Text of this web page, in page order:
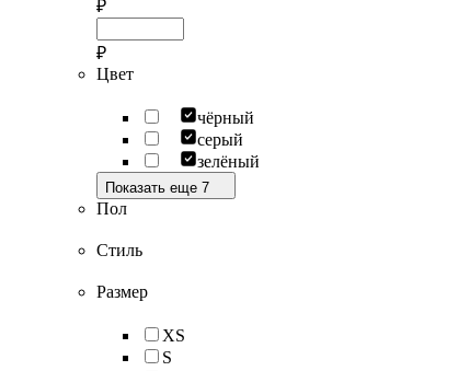
₽
₽
Цвет
чёрный
серый
зелёный
Показать еще 7
Пол
Стиль
Размер
XS
S